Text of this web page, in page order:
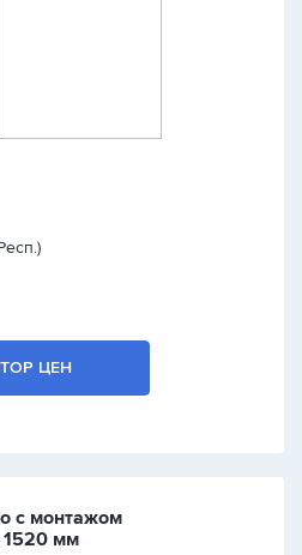
ЦЕН
с монтажом
1520 мм